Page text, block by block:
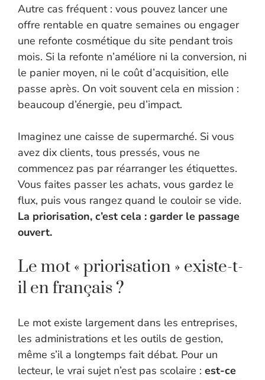
Autre cas fréquent : vous pouvez lancer une
offre rentable en quatre semaines ou engager
une refonte cosmétique du site pendant trois
mois. Si la refonte n’améliore ni la conversion, ni
le panier moyen, ni le coût d’acquisition, elle
passe après. On voit souvent cela en mission :
beaucoup d’énergie, peu d’impact.
Imaginez une caisse de supermarché. Si vous
avez dix clients, tous pressés, vous ne
commencez pas par réarranger les étiquettes.
Vous faites passer les achats, vous gardez le
flux, puis vous rangez quand le couloir se vide.
La priorisation, c’est cela : garder le passage
ouvert.
Le mot « priorisation » existe-t-
il en français ?
Le mot existe largement dans les entreprises,
les administrations et les outils de gestion,
même s’il a longtemps fait débat. Pour un
lecteur, le vrai sujet n’est pas scolaire : est-ce